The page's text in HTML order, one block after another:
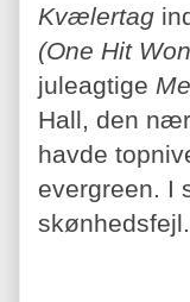
Kvælertag
(One Hit
juleagtige
Hall, den
havde
evergreen. I
skønhedsfejl.